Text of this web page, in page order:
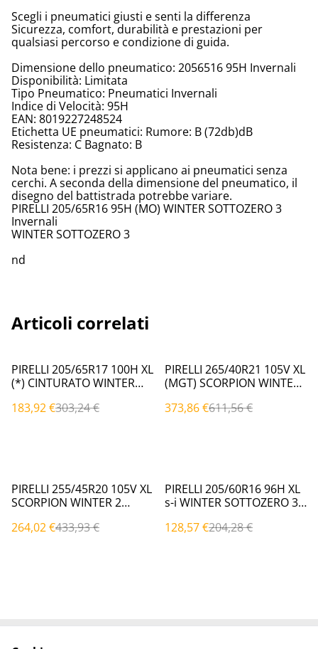
Scegli i pneumatici giusti e senti la differenza
Sicurezza, comfort, durabilità e prestazioni per
qualsiasi percorso e condizione di guida.
Dimensione dello pneumatico: 2056516 95H Invernali
Disponibilità: Limitata
Tipo Pneumatico: Pneumatici Invernali
Indice di Velocità: 95H
EAN: 8019227248524
Etichetta UE pneumatici: Rumore: B (72db)dB
Resistenza: C Bagnato: B
Nota bene: i prezzi si applicano ai pneumatici senza
cerchi. A seconda della dimensione del pneumatico, il
disegno del battistrada potrebbe variare.
PIRELLI 205/65R16 95H (MO) WINTER SOTTOZERO 3
Invernali
WINTER SOTTOZERO 3
nd
Articoli correlati
%
PIRELLI 205/65R17 100H XL
(*) CINTURATO WINTER
183,92 €303,24 €
%
PIRELLI 265/40R21 105V XL
(MGT) SCORPION WINTER
373,86 €611,56 €
%
PIRELLI 255/45R20 105V XL
SCORPION WINTER 2
264,02 €433,93 €
%
PIRELLI 205/60R16 96H XL
s-i WINTER SOTTOZERO 3
128,57 €204,28 €